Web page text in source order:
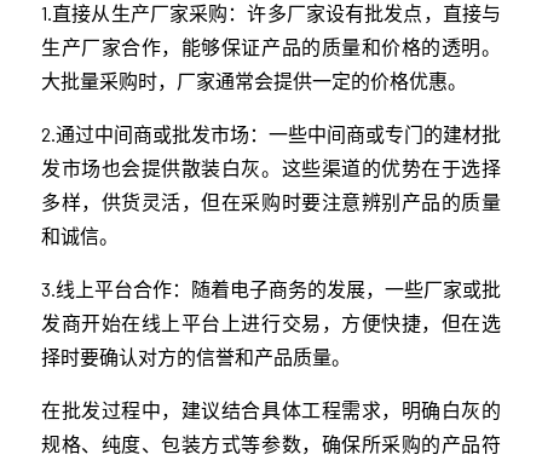
1.直接从生产厂家采购：许多厂家设有批发点，直接与
生产厂家合作，能够保证产品的质量和价格的透明。
大批量采购时，厂家通常会提供一定的价格优惠。
2.通过中间商或批发市场：一些中间商或专门的建材批
发市场也会提供散装白灰。这些渠道的优势在于选择
多样，供货灵活，但在采购时要注意辨别产品的质量
和诚信。
3.线上平台合作：随着电子商务的发展，一些厂家或批
发商开始在线上平台上进行交易，方便快捷，但在选
择时要确认对方的信誉和产品质量。
在批发过程中，建议结合具体工程需求，明确白灰的
规格、纯度、包装方式等参数，确保所采购的产品符